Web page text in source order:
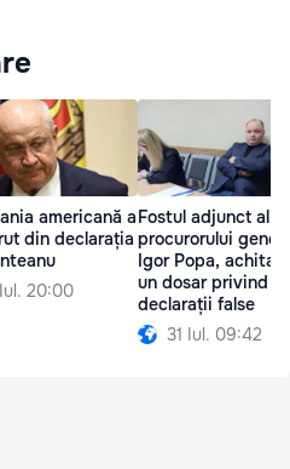
americană a
din declarația
Iul. 20:00
Fostul adjunct al
procurorului
Igor Popa, achitat
un dosar privind
declarații false
31 Iul. 09:42